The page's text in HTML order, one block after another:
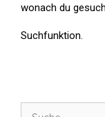
wonach du
Suchfunktion.